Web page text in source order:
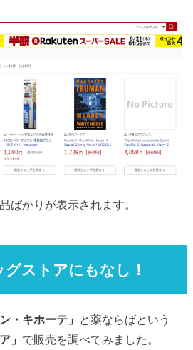
ばかりが表示されます。
グストアにもなし！
・キホーテ」 と薬ならばという
」 で販売を調べてみました。